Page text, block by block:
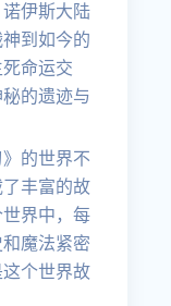
伊斯大陆
到如今的
命运交
的遗迹与
的世界不
丰富的故
界中，每
魔法紧密
个世界故